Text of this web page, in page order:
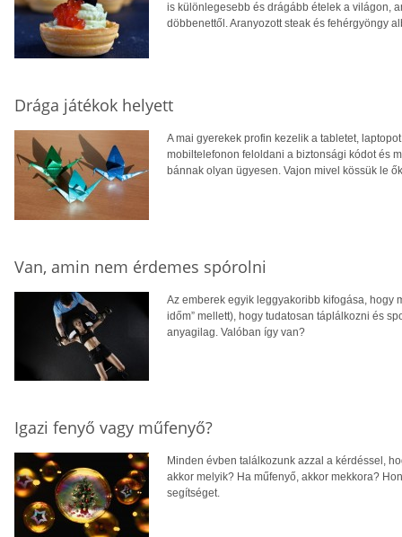
is különlegesebb és drágább ételek a világon,
döbbenettől. Aranyozott steak és fehérgyöngy
Drága játékok helyett
A mai gyerekek profin kezelik a tabletet,
mobiltelefonon feloldani a biztonsági kódot és
bánnak olyan ügyesen. Vajon mivel kössük le
Van, amin nem érdemes spórolni
Az emberek egyik leggyakoribb kifogása, hogy
időm” mellett), hogy tudatosan táplálkozni és
anyagilag. Valóban így van?
Igazi fenyő vagy műfenyő?
Minden évben találkozunk azzal a kérdéssel,
akkor melyik? Ha műfenyő, akkor mekkora?
segítséget.